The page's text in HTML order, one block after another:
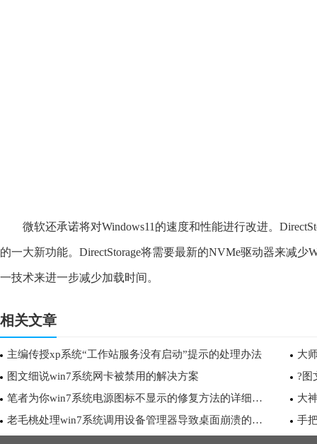
微软还承诺将对Windows11的速度和性能进行改进。
的一大新功能。DirectStorage将需要最新的NVMe驱动器来减
一技术来进一步减少加载时间。
相关文章
主编传授xp系统“工作站服务没有启动”提示的处理办法
大
图文细说win7系统网卡被禁用的解决方案
?图
笔者为你win7系统电源图标不显示的修复方法的详细教程
大
老毛桃处理win7系统调用设备管理器导致桌面崩溃的具体办法
手